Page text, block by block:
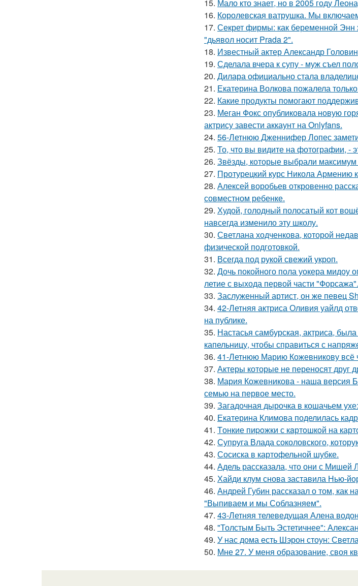
15. Мало кто знает, но в 2005 году
16. Королевская ватрушка. Мы
17. Секрет фирмы: как беременной Энн
"дьявол носит Prada 2".
18. Известный актер Александр
19. Сделала вчера к супу - муж съел
20. Дилара официально стала
21. Екатерина Волкова пожалела
22. Какие продукты помогают
23. Меган Фокс опубликовала новую
актрису завести аккаунт на Onlyfans.
24. 56-Летнюю Дженнифер Лопес
25. То, что вы видите на фотографии, -
26. Звёзды, которые выбрали максимум
27. Протурецкий курс Никола Армению
28. Алексей воробьев откровенно
совместном ребенке.
29. Худой, голодный полосатый кот
навсегда изменило эту школу.
30. Светлана ходченкова, которой
физической подготовкой.
31. Всегда под рукой свежий укроп.
32. Дочь покойного пола уокера мидоу
летие с выхода первой части "Форсажа".
33. Заслуженный артист, он же певец
34. 42-Летняя актриса Оливия уайлд
на публике.
35. Настасья самбурская, актриса,
капельницу, чтобы справиться с
36. 41-Летнюю Марию Кожевникову всё
37. Актеры которые не переносят друг
38. Мария Кожевникова - наша версия
семью на первое место.
39. Загадочная дырочка в кошачьем
40. Екатерина Климова поделилась
41. Tонкие пиpoжки с кaртoшкoй на
42. Супруга Влада соколовского,
43. Сосиска в картофельной шубке.
44. Адель рассказала, что они с Мишей
45. Хайди клум снова заставила Нью-
46. Андрей Губин рассказал о том, как
"Выпиваем и мы Соблазняем".
47. 43-Летняя телеведущая Алена
48. "Толстым Быть Эстетичнее":
49. У нас дома есть Шэрон стоун:
50. Мне 27. У меня образование, своя